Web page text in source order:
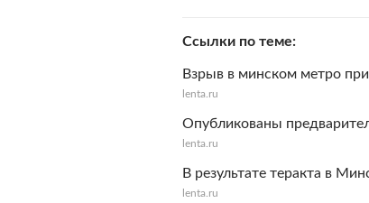
Ссылки по теме
Взрыв в минском метро
lenta.ru
Опубликованы
lenta.ru
В результате теракта в
lenta.ru